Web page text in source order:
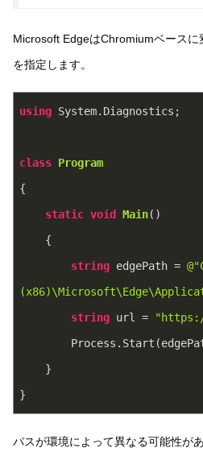
Microsoft EdgeはChromiumベースに
を指定します。
using System.Diagnostics;
class Program
{
static void Main( )
    {
string edgePath =
string url =
    }
}
パスが環境によって異なる可能性が